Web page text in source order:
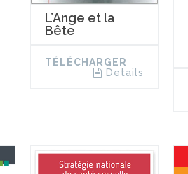
L’Ange et la
Bête
TÉLÉCHARGER
Details